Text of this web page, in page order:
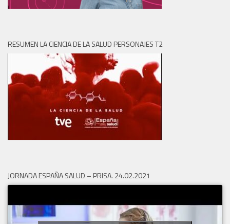
RESUMEN LA CIENCIA DE LA SALUD PERSONAJES T2
JORNADA ESPAÑA SALUD – PRISA. 24.02.2021